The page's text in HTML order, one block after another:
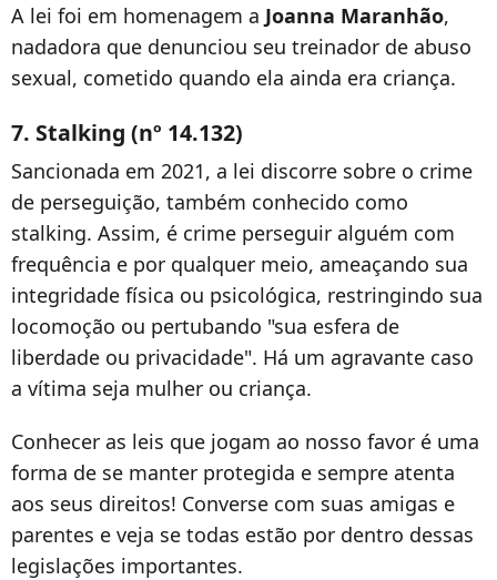
A lei foi em homenagem a Joanna Maranhão,
nadadora que denunciou seu treinador de abuso
sexual, cometido quando ela ainda era criança.
7. Stalking (nº 14.132)
Sancionada em 2021, a lei discorre sobre o crime
de perseguição, também conhecido como
stalking. Assim, é crime perseguir alguém com
frequência e por qualquer meio, ameaçando sua
integridade física ou psicológica, restringindo sua
locomoção ou pertubando "sua esfera de
liberdade ou privacidade". Há um agravante caso
a vítima seja mulher ou criança.
Conhecer as leis que jogam ao nosso favor é uma
forma de se manter protegida e sempre atenta
aos seus direitos! Converse com suas amigas e
parentes e veja se todas estão por dentro dessas
legislações importantes.